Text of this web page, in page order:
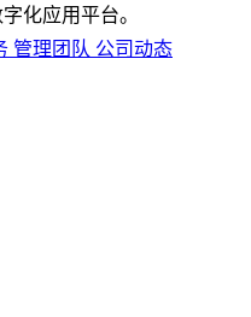
化应用平台。
管理团队 公司动态